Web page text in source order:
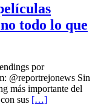
todo lo que
por
@reportrejonews Sin
más importante del
sus […]